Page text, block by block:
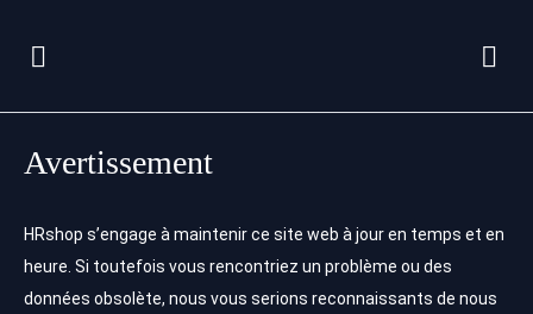
Avertissement
HRshop s’engage à maintenir ce site web à jour en temps et en
heure. Si toutefois vous rencontriez un problème ou des
données obsolète, nous vous serions reconnaissants de nous